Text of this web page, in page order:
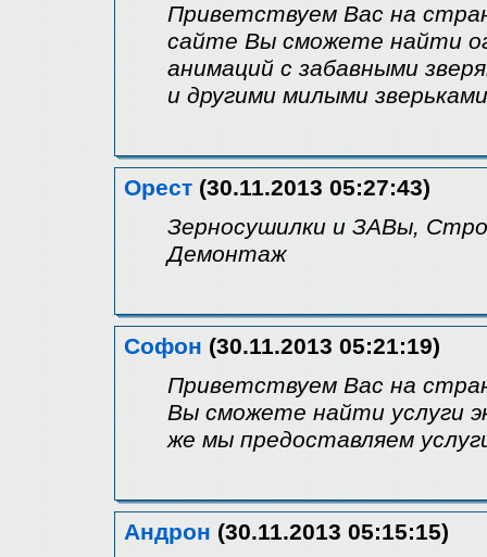
Приветствуем Вас на
сайте Вы сможете найти
анимаций с забавными
и другими милыми
Орест (30.11.2013 05:27:43)
Зерносушилки и ЗАВы,
Демонтаж
Софон (30.11.2013 05:21:19)
Приветствуем Вас на
Вы сможете найти услуги
же мы предоставляем
Андрон (30.11.2013 05:15:15)